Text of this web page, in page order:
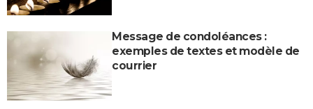
Message de condoléances :
exemples de textes et modèle de
courrier